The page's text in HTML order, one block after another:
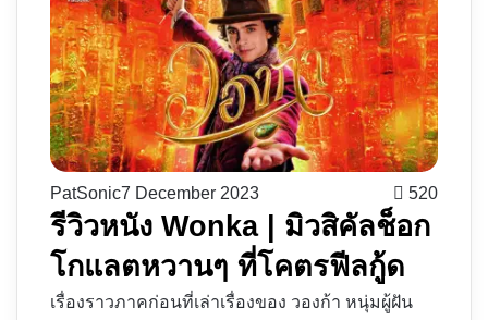
PatSonic7 December 2023 520
รีวิวหนัง Wonka | มิวสิคัลช็อก
โกแลตหวานๆ ที่โคตรฟีลกู้ด
เรื่องราวภาคก่อนที่เล่าเรื่องของ วองก้า หนุ่มผู้ฝัน